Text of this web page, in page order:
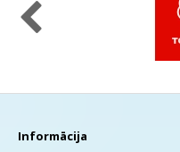
Informācija